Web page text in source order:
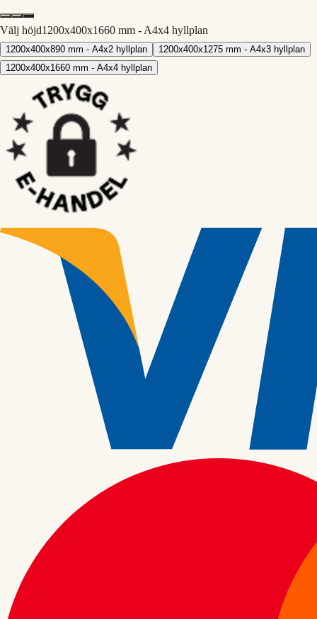
Välj höjd1200x400x1660 mm - A4x4 hyllplan
1200x400x890 mm - A4x2 hyllplan
1200x400x1275 mm - A4x3 hyllplan
1200x400x1660 mm - A4x4 hyllplan